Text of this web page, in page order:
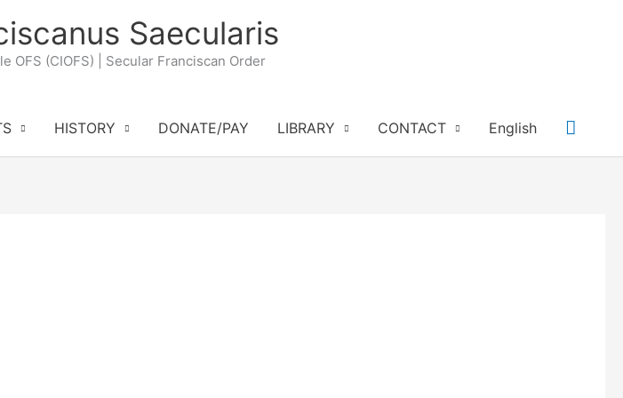
Saecularis
OFS (CIOFS) | Secular Franciscan Order
HISTORY DONATE/PAY LIBRARY CONTACT English